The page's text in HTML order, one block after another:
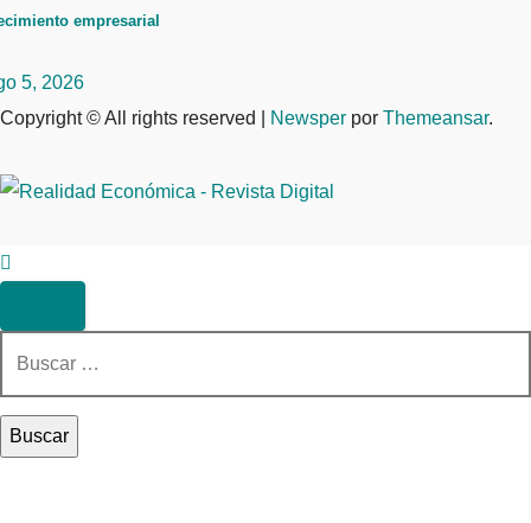
empresarial
5, 2026
Copyright © All rights reserved
Newsper por Themeansar.